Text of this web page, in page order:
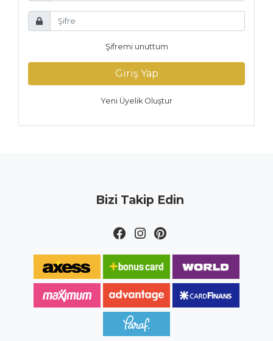
Şifremi unuttum
Giriş Yap
Yeni Üyelik Oluştur
Bizi Takip Edin